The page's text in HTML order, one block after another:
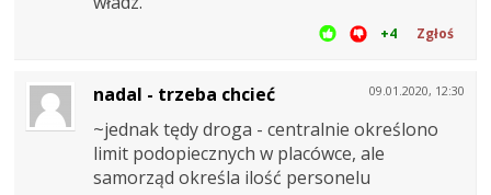
+4 Zgłoś
09.01.2020, 12:30
nadal - trzeba chcieć
~jednak tędy droga - centralnie określono
limit podopiecznych w placówce, ale
samorząd określa ilość personelu